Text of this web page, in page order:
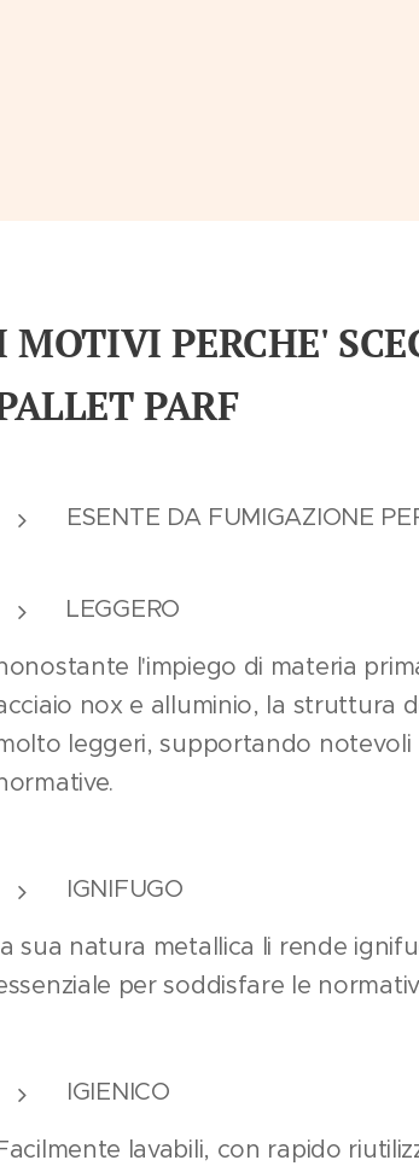
MOTIVI PERCHE'
PARF
ESENTE DA FUMIGAZIONE
LEGGERO
l'impiego di materia
nox e alluminio, la struttura
leggeri, supportando
IGNIFUGO
sua natura metallica li rende
per soddisfare le
IGIENICO
lavabili, con rapido